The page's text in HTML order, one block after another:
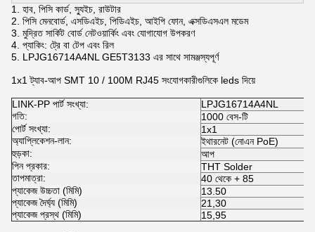
1. হাব, পিসি কার্ড, স্যুইচ, রাউটার
2. পিসি মেনবোর্ড, এসডিএইচ, পিডিএইচ, আইপি ফোন, এক্সডিএসএল মডেম
3. মুদ্রিত সার্কিট বোর্ড নেটওয়ার্কিং এবং যোগাযোগ উপকরণ
4. প্যাকিং: ট্রে বা টেপ এবং রিল
5. LPJG16714A4NL GE5T3133 এর সাথে সামঞ্জস্যপূর্ণ
1x1 ট্যাব-আপ SMT 10 / 100M RJ45 সংযোগকারীগুলিকে leds দিয়ে
LINK-PP পার্ট সংখ্যা:
LPJG16714A4NL
গতি:
1000 বেস-টি
পোর্ট সংখ্যা:
1x1
অ্যাপ্লিকেশন-লান:
ইথারনেট (নোএন PoE)
হুড়কা:
আপ
পিন প্রকার:
THT Solder
তাপমাত্রা:
40 থেকে + 85
প্যাকেজ উচ্চতা (মিমি)
13.50
প্যাকেজ দৈর্ঘ্য (মিমি)
21,30
প্যাকেজ প্রস্থ (মিমি)
15,95